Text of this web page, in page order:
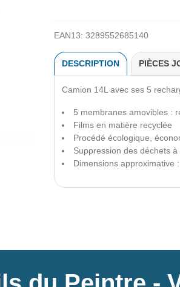
EAN13: 3289552685140
DESCRIPTION PIÈCES
Camion 14L avec ses 5
5 membranes amovibles :
Films en matière recyclée
Procédé écologique,
Suppression des déchets
Dimensions approximative